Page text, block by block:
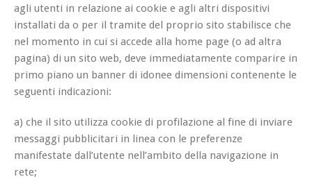
agli utenti in relazione ai cookie e agli altri dispositivi
installati da o per il tramite del proprio sito stabilisce che
nel momento in cui si accede alla home page (o ad altra
pagina) di un sito web, deve immediatamente comparire in
primo piano un banner di idonee dimensioni contenente le
seguenti indicazioni:
a) che il sito utilizza cookie di profilazione al fine di inviare
messaggi pubblicitari in linea con le preferenze
manifestate dall’utente nell’ambito della navigazione in
rete;